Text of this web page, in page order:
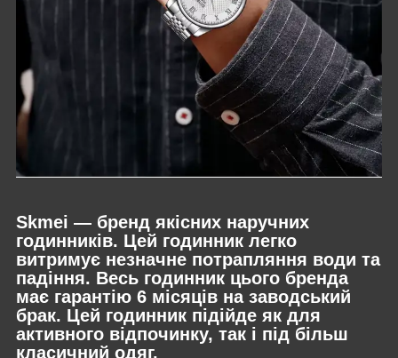
Skmei — бренд якісних наручних
годинників. Цей годинник легко
витримує незначне потрапляння води та
падіння. Весь годинник цього бренда
має гарантію 6 місяців на заводський
брак. Цей годинник підійде як для
активного відпочинку, так і під більш
класичний одяг.